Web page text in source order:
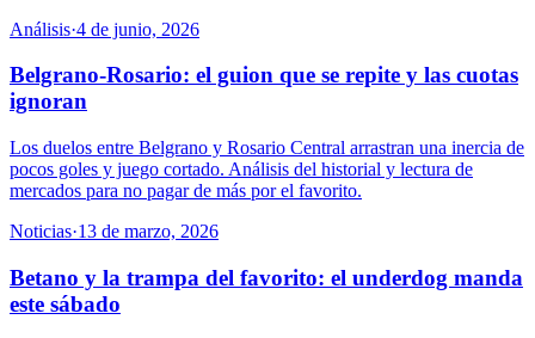
Análisis·4 de junio, 2026
Belgrano-Rosario: el guion que se repite y las cuotas
ignoran
Los duelos entre Belgrano y Rosario Central arrastran una inercia de
pocos goles y juego cortado. Análisis del historial y lectura de
mercados para no pagar de más por el favorito.
Noticias·13 de marzo, 2026
Betano y la trampa del favorito: el underdog manda
este sábado